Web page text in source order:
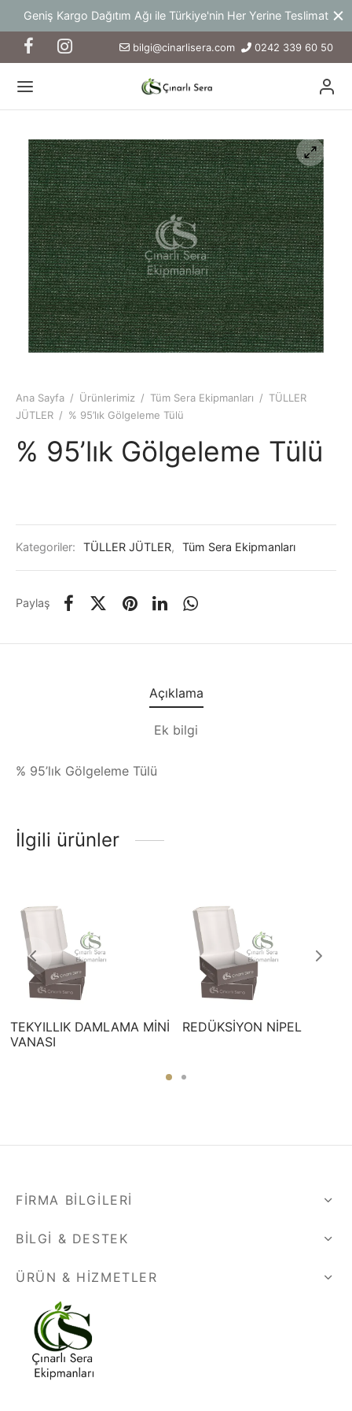
Geniş Kargo Dağıtım Ağı ile Türkiye'nin Her Yerine Teslimat
bilgi@cinarlisera.com 0242 339 60 50
Ana Sayfa / Ürünlerimiz / Tüm Sera Ekipmanları / TÜLLER
JÜTLER / % 95’lık Gölgeleme Tülü
% 95’lık Gölgeleme Tülü
Kategoriler: TÜLLER JÜTLER, Tüm Sera Ekipmanları
Paylaş
Açıklama
Ek bilgi
% 95’lık Gölgeleme Tülü
İlgili ürünler
TEKYILLIK DAMLAMA MİNİ
VANASI
REDÜKSİYON NİPEL
FIRMA BILGILERI
BILGI & DESTEK
ÜRÜN & HIZMETLER